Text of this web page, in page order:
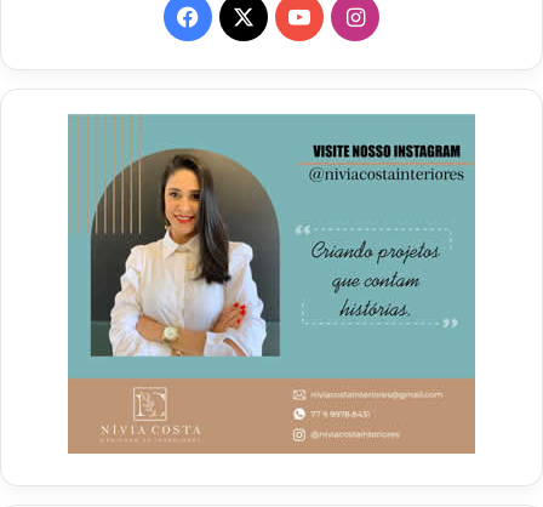
Facebook
X YouTubeInstagram